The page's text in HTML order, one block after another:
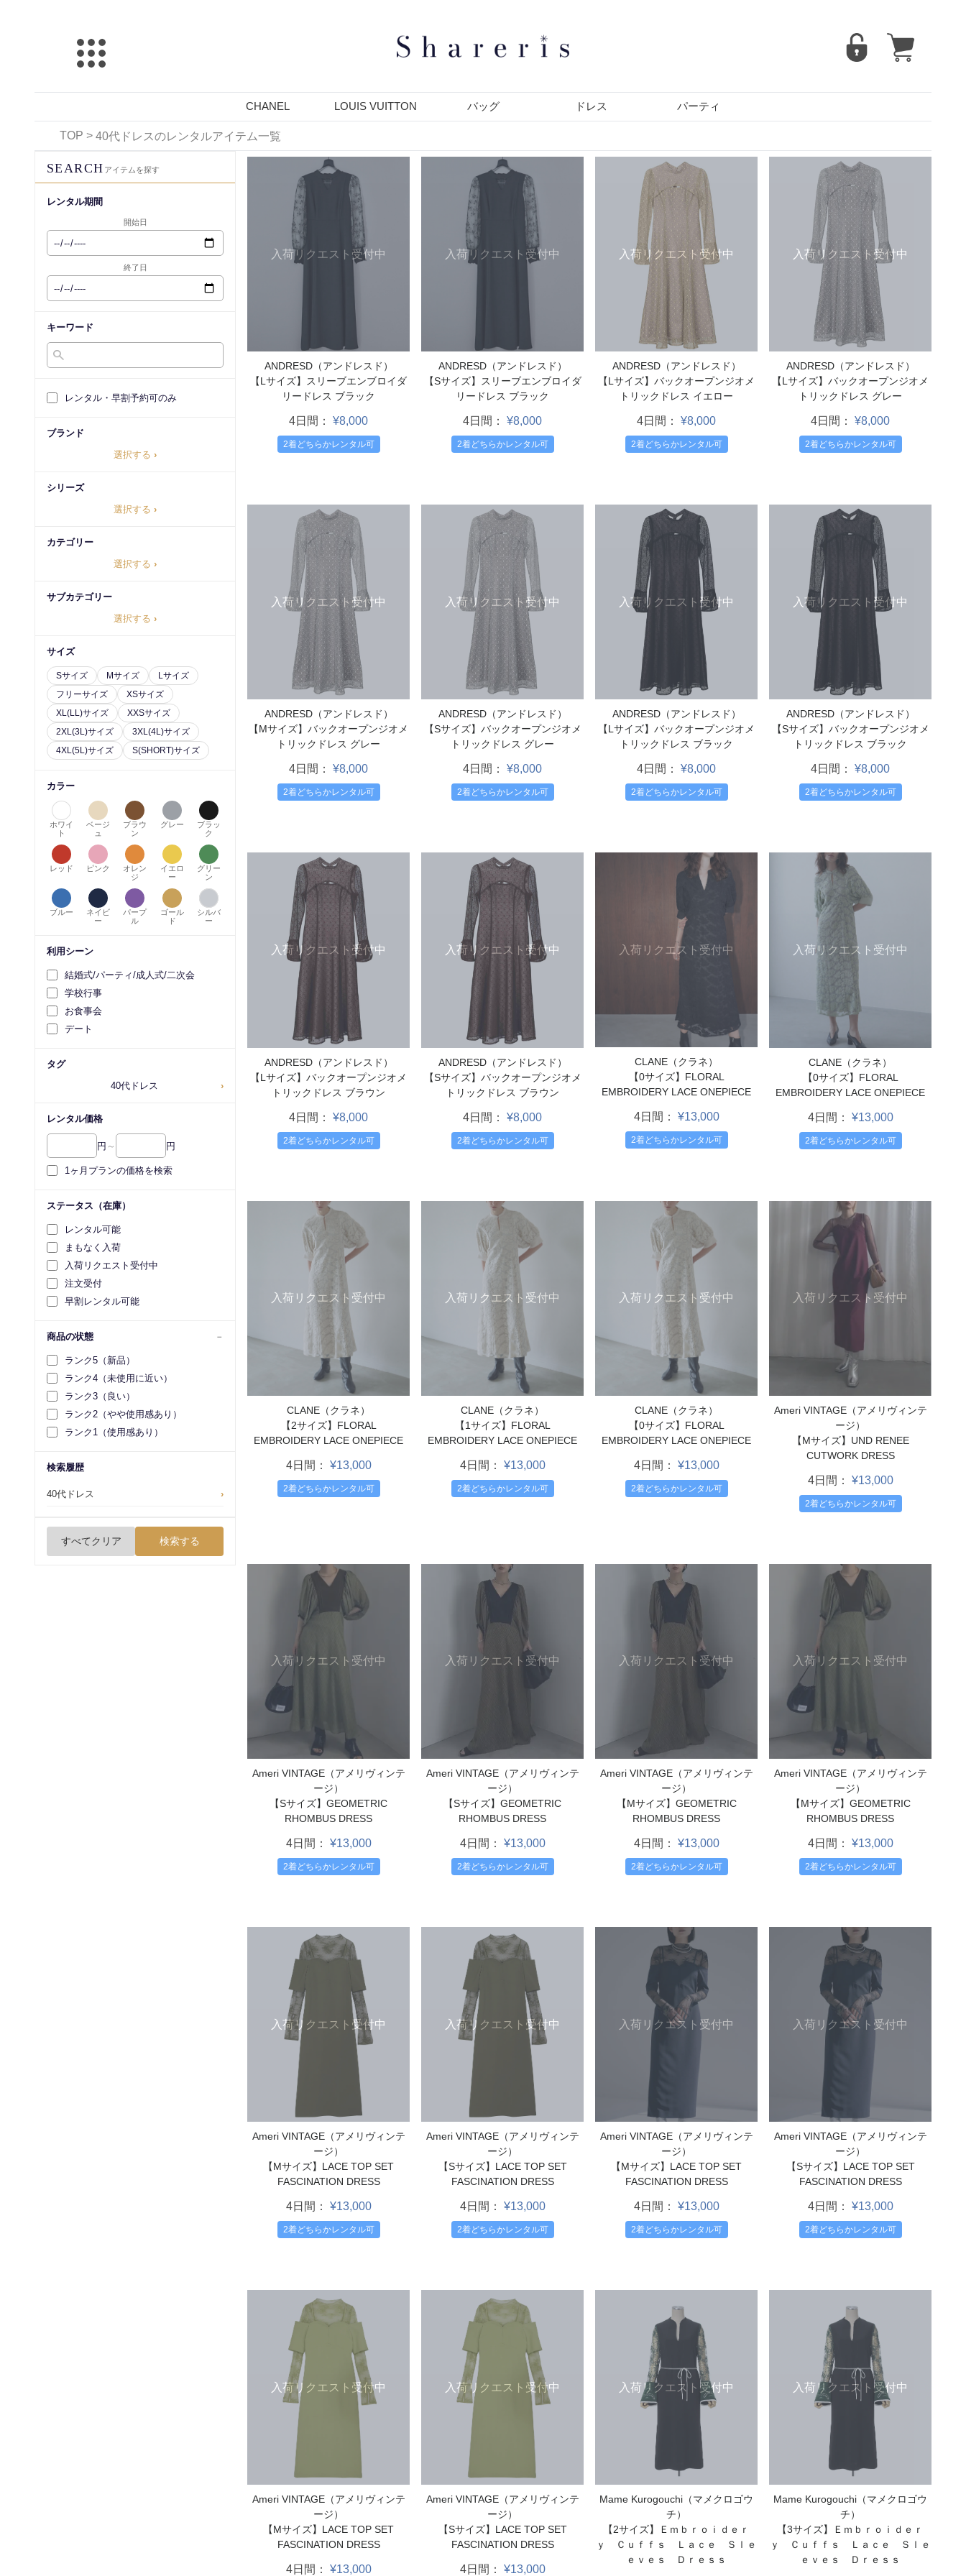
CHANEL LOUIS VUITTON バッグ ドレス パーティ
TOP > 40代ドレスのレンタルアイテム一覧
SEARCH アイテムを探す
レンタル期間
開始日
終了日
キーワード
レンタル・早割予約可のみ
ブランド
選択する ›
シリーズ
選択する ›
カテゴリー
選択する ›
サブカテゴリー
選択する ›
サイズ
Sサイズ Mサイズ
Lサイズ
フリーサイズ
XSサイズ
XL(LL)サイズ
XXSサイズ
2XL(3L)サイズ
3XL(4L)サイズ
4XL(5L)サイズ
S(SHORT)サイズ
カラー
ホワイ
ト
ベージ
ュ
ブラウ
ン
グレー
ブラッ
ク
レッド ピンク
オレン
ジ
イエロ
ー
グリー
ン
ブルー
ネイビ
ー
パープ
ル
ゴール
ド
シルバ
ー
利用シーン
結婚式/パーティ/成人式/二次会
学校行事
お食事会
デート
タグ
40代ドレス
›
レンタル価格
円 ～ 円
1ヶ月プランの価格を検索
ステータス（在庫）
レンタル可能
まもなく入荷
入荷リクエスト受付中
注文受付
早割レンタル可能
商品の状態
ランク5（新品）
ランク4（未使用に近い）
ランク3（良い）
ランク2（やや使用感あり）
ランク1（使用感あり）
検索履歴
40代ドレス ›
すべてクリア 検索する
入荷リクエスト受付中
ANDRESD（アンドレスド）
【Lサイズ】スリーブエンブロイダ
リードレス ブラック
4日間： ¥8,000
2着どちらかレンタル可
入荷リクエスト受付中
ANDRESD（アンドレスド）
【Sサイズ】スリーブエンブロイダ
リードレス ブラック
4日間： ¥8,000
2着どちらかレンタル可
入荷リクエスト受付中
ANDRESD（アンドレスド）
【Lサイズ】バックオープンジオメ
トリックドレス イエロー
4日間： ¥8,000
2着どちらかレンタル可
入荷リクエスト受付中
ANDRESD（アンドレスド）
【Lサイズ】バックオープンジオメ
トリックドレス グレー
4日間： ¥8,000
2着どちらかレンタル可
入荷リクエスト受付中
ANDRESD（アンドレスド）
【Mサイズ】バックオープンジオメ
トリックドレス グレー
4日間： ¥8,000
2着どちらかレンタル可
入荷リクエスト受付中
ANDRESD（アンドレスド）
【Sサイズ】バックオープンジオメ
トリックドレス グレー
4日間： ¥8,000
2着どちらかレンタル可
入荷リクエスト受付中
ANDRESD（アンドレスド）
【Lサイズ】バックオープンジオメ
トリックドレス ブラック
4日間： ¥8,000
2着どちらかレンタル可
入荷リクエスト受付中
ANDRESD（アンドレスド）
【Sサイズ】バックオープンジオメ
トリックドレス ブラック
4日間： ¥8,000
2着どちらかレンタル可
入荷リクエスト受付中
ANDRESD（アンドレスド）
【Lサイズ】バックオープンジオメ
トリックドレス ブラウン
4日間： ¥8,000
2着どちらかレンタル可
入荷リクエスト受付中
ANDRESD（アンドレスド）
【Sサイズ】バックオープンジオメ
トリックドレス ブラウン
4日間： ¥8,000
2着どちらかレンタル可
入荷リクエスト受付中
CLANE（クラネ）
【0サイズ】FLORAL
EMBROIDERY LACE ONEPIECE
4日間： ¥13,000
2着どちらかレンタル可
入荷リクエスト受付中
CLANE（クラネ）
【0サイズ】FLORAL
EMBROIDERY LACE ONEPIECE
4日間： ¥13,000
2着どちらかレンタル可
入荷リクエスト受付中
CLANE（クラネ）
【2サイズ】FLORAL
EMBROIDERY LACE ONEPIECE
4日間： ¥13,000
2着どちらかレンタル可
入荷リクエスト受付中
CLANE（クラネ）
【1サイズ】FLORAL
EMBROIDERY LACE ONEPIECE
4日間： ¥13,000
2着どちらかレンタル可
入荷リクエスト受付中
CLANE（クラネ）
【0サイズ】FLORAL
EMBROIDERY LACE ONEPIECE
4日間： ¥13,000
2着どちらかレンタル可
入荷リクエスト受付中
Ameri VINTAGE（アメリヴィンテ
ージ）
【Mサイズ】UND RENEE
CUTWORK DRESS
4日間： ¥13,000
2着どちらかレンタル可
入荷リクエスト受付中
Ameri VINTAGE（アメリヴィンテ
ージ）
【Sサイズ】GEOMETRIC
RHOMBUS DRESS
4日間： ¥13,000
2着どちらかレンタル可
入荷リクエスト受付中
Ameri VINTAGE（アメリヴィンテ
ージ）
【Sサイズ】GEOMETRIC
RHOMBUS DRESS
4日間： ¥13,000
2着どちらかレンタル可
入荷リクエスト受付中
Ameri VINTAGE（アメリヴィンテ
ージ）
【Mサイズ】GEOMETRIC
RHOMBUS DRESS
4日間： ¥13,000
2着どちらかレンタル可
入荷リクエスト受付中
Ameri VINTAGE（アメリヴィンテ
ージ）
【Mサイズ】GEOMETRIC
RHOMBUS DRESS
4日間： ¥13,000
2着どちらかレンタル可
入荷リクエスト受付中
Ameri VINTAGE（アメリヴィンテ
ージ）
【Mサイズ】LACE TOP SET
FASCINATION DRESS
4日間： ¥13,000
2着どちらかレンタル可
入荷リクエスト受付中
Ameri VINTAGE（アメリヴィンテ
ージ）
【Sサイズ】LACE TOP SET
FASCINATION DRESS
4日間： ¥13,000
2着どちらかレンタル可
入荷リクエスト受付中
Ameri VINTAGE（アメリヴィンテ
ージ）
【Mサイズ】LACE TOP SET
FASCINATION DRESS
4日間： ¥13,000
2着どちらかレンタル可
入荷リクエスト受付中
Ameri VINTAGE（アメリヴィンテ
ージ）
【Sサイズ】LACE TOP SET
FASCINATION DRESS
4日間： ¥13,000
2着どちらかレンタル可
入荷リクエスト受付中
Ameri VINTAGE（アメリヴィンテ
ージ）
【Mサイズ】LACE TOP SET
FASCINATION DRESS
4日間： ¥13,000
入荷リクエスト受付中
Ameri VINTAGE（アメリヴィンテ
ージ）
【Sサイズ】LACE TOP SET
FASCINATION DRESS
4日間： ¥13,000
入荷リクエスト受付中
Mame Kurogouchi（マメクロゴウ
チ）
【2サイズ】Ｅｍｂｒｏｉｄｅｒ
ｙ Ｃｕｆｆｓ Ｌａｃｅ Ｓｌｅ
ｅｖｅｓ Ｄｒｅｓｓ
入荷リクエスト受付中
Mame Kurogouchi（マメクロゴウ
チ）
【3サイズ】Ｅｍｂｒｏｉｄｅｒ
ｙ Ｃｕｆｆｓ Ｌａｃｅ Ｓｌｅ
ｅｖｅｓ Ｄｒｅｓｓ